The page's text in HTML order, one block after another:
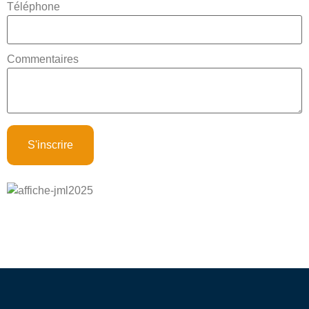
Téléphone
Commentaires
S'inscrire